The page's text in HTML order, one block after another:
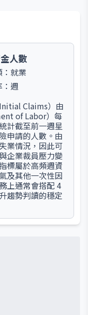
人數
就業
週
Claims）由
of Labor）每
計截至前一週星
申請的人數。由
業情況，因此可
企業裁員壓力變
標屬於高頻週資
及其他一次性因
上通常會搭配 4
趨勢判讀的穩定